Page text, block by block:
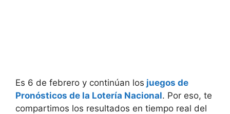
Es 6 de febrero y continúan los juegos de
Pronósticos de la Lotería Nacional. Por eso, te
compartimos los resultados en tiempo real del